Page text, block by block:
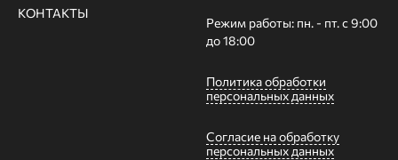
КОНТАКТЫ
Режим работы: пн. - пт. с 9:00
до 18:00
Политика обработки
персональных данных
Согласие на обработку
персональных данных